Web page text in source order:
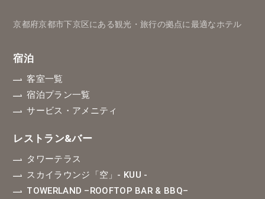
京都府京都市下京区にある観光・旅行の拠点に最適なホテル
宿泊
客室一覧
宿泊プラン一覧
サービス・アメニティ
レストラン&バー
タワーテラス
スカイラウンジ「空」 - KUU -
TOWERLAND –ROOFTOP BAR & BBQ–